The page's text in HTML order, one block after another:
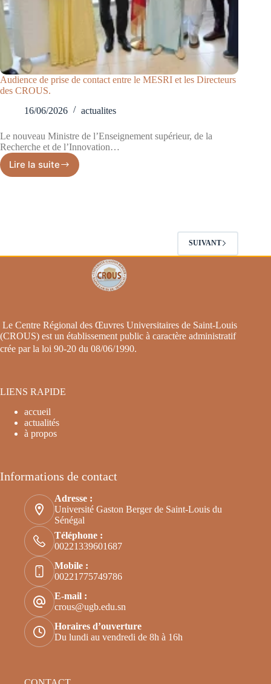
Audience de prise de contact entre le MESRI et les Directeurs
des CROUS.
16/06/2026
actualites
Le nouveau Ministre de l’Enseignement supérieur, de la
Recherche et de l’Innovation…
Lire la suite
SUIVANT
Le Centre Régional des Œuvres Universitaires de Saint-Louis
(CROUS) est un établissement public à caractère administratif
crée par la loi 90-20 du 08/06/1990.
LIENS RAPIDE
accueil
actualités
à propos
Informations de contact
Adresse :
Université Gaston Berger de Saint-Louis du
Sénégal
Téléphone :
00221339601687
Mobile :
00221775749786
E-mail :
crous@ugb.edu.sn
Horaires d’ouverture
Du lundi au vendredi de 8h à 16h